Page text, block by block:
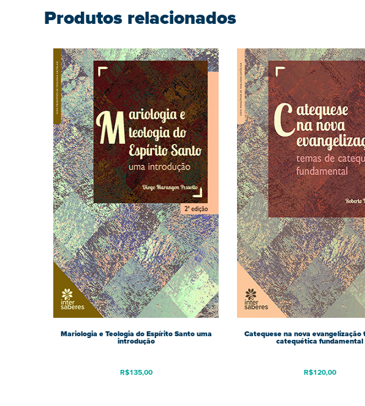
Produtos relacionados
Mariologia e Teologia do Espírito Santo uma
introdução
R$135,00
Catequese na nova evangelização
catequética fundamental
R$120,00